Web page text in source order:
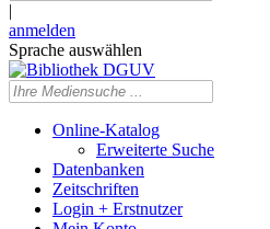
|
anmelden
Sprache auswählen
Online-Katalog
Erweiterte Suche
Datenbanken
Zeitschriften
Login + Erstnutzer